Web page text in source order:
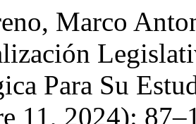
Marco
Para Su
11, 2024):